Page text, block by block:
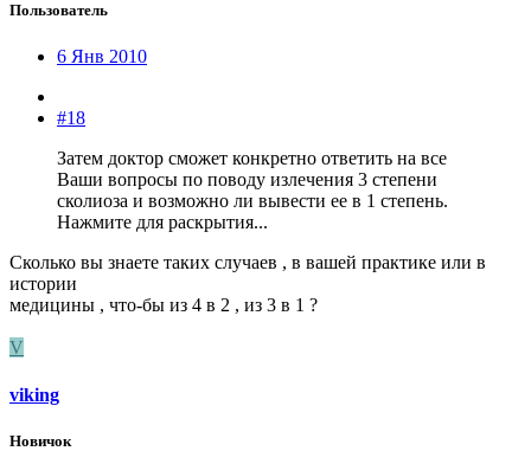
Пользователь
6 Янв 2010
#18
Затем доктор сможет конкретно ответить на все
Ваши вопросы по поводу излечения 3 степени
сколиоза и возможно ли вывести ее в 1 степень.
Нажмите для раскрытия...
Сколько вы знаете таких случаев , в вашей практике или в
истории
медицины , что-бы из 4 в 2 , из 3 в 1 ?
V
viking
Новичок